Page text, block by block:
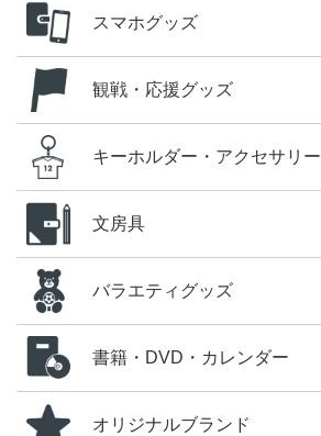
スマホグッズ
観戦・応援グッズ
キーホルダー・アクセサリー
文房具
バラエティグッズ
書籍・DVD・カレンダー
オリジナルブランド